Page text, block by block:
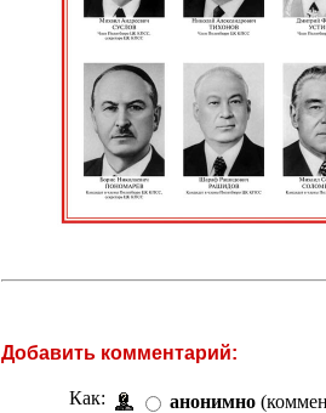
Добавить комментарий:
Как: анонимно